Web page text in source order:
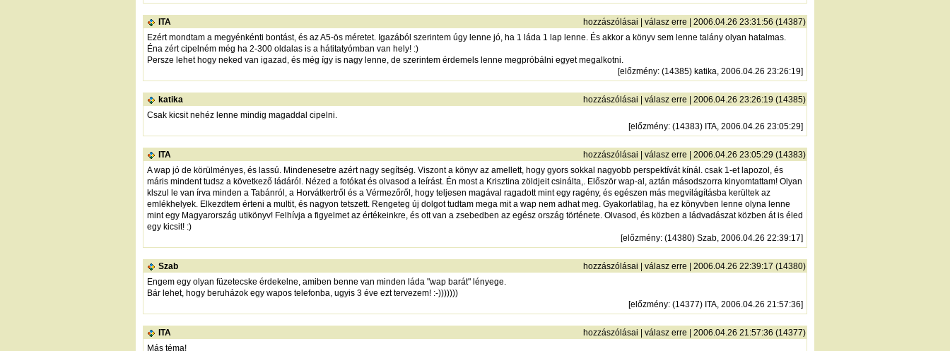
ITA hozzászólásai válasz erre | 2006.04.26 23:31:56 (14387)
Ezért mondtam a megyénkénti bontást, és az A5-ös méretet. Igazából szerintem úgy lenne jó, ha 1 láda 1 lap lenne. És akkor a könyv sem lenne talány olyan hatalmas.
Éna zért cipelném még ha 2-300 oldalas is a hátitatyómban van hely! :)
Persze lehet hogy neked van igazad, és még így is nagy lenne, de szerintem érdemels lenne megpróbálni egyet megalkotni.
[előzmény: (14385) katika, 2006.04.26 23:26:19]
katika hozzászólásai válasz erre | 2006.04.26 23:26:19 (14385)
Csak kicsit nehéz lenne mindig magaddal cipelni.
[előzmény: (14383) ITA, 2006.04.26 23:05:29]
ITA hozzászólásai válasz erre | 2006.04.26 23:05:29 (14383)
A wap jó de körülményes, és lassú. Mindenesetre azért nagy segítség. Viszont a könyv az amellett, hogy gyors sokkal nagyobb perspektívát kínál. csak 1-et lapozol, és
máris mindent tudsz a következő ládáról. Nézed a fotókat és olvasod a leírást. Én most a Krisztina zöldjeit csinálta,. Először wap-al, aztán másodszorra kinyomtattam! Olyan
klszul le van írva minden a Tabánról, a Horvátkertről és a Vérmezőről, hogy teljesen magával ragadott mint egy ragény, és egészen más megvilágításba kerültek az
emlékhelyek. Elkezdtem érteni a multit, és nagyon tetszett. Rengeteg új dolgot tudtam mega mit a wap nem adhat meg. Gyakorlatilag, ha ez könyvben lenne olyna lenne
mint egy Magyarország utikönyv! Felhívja a figyelmet az értékeinkre, és ott van a zsebedben az egész ország története. Olvasod, és közben a ládvadászat közben át is éled
egy kicsit! :)
[előzmény: (14380) Szab, 2006.04.26 22:39:17]
Szab hozzászólásai válasz erre | 2006.04.26 22:39:17 (14380)
Engem egy olyan füzetecske érdekelne, amiben benne van minden láda "wap barát" lényege.
Bár lehet, hogy beruházok egy wapos telefonba, ugyis 3 éve ezt tervezem! :-)))))))
[előzmény: (14377) ITA, 2006.04.26 21:57:36]
ITA hozzászólásai válasz erre | 2006.04.26 21:57:36 (14377)
Más téma!